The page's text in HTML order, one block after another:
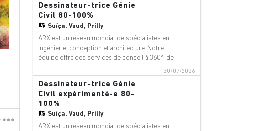
Dessinateur-trice Génie
Civil 80-100%
Suíça, Vaud, Prilly
ARX est un réseau mondial de spécialistes en
ingénierie, conception et architecture. Notre
équipe offre des services de conseil à 360°, de
gestion de projet et de services techniques
dans les domaines suivants : aéroports,
ponts, bâtiments, téléphériques, innovation
numérique, environnement, équip
30/07/2026
Dessinateur-trice Génie
Civil expérimenté-e 80-
100%
Suíça, Vaud, Prilly
ARX est un réseau mondial de spécialistes en